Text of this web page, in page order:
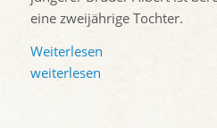
eine zweijährige Tochter.
Weiterlesen
weiterlesen